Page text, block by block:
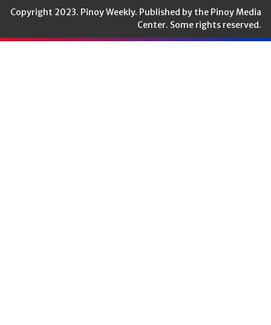
Copyright 2023. Pinoy Weekly. Published by the Pinoy Media
Center. Some rights reserved.